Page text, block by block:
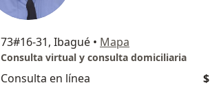
73#16-31, Ibagué • Mapa
Consulta virtual y consulta domiciliaria
Consulta en línea